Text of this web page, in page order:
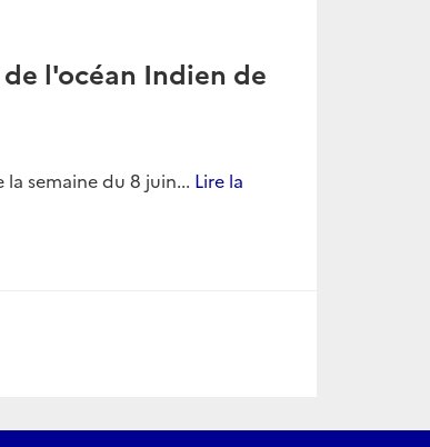
l'océan Indien de
semaine du 8 juin... Lire la